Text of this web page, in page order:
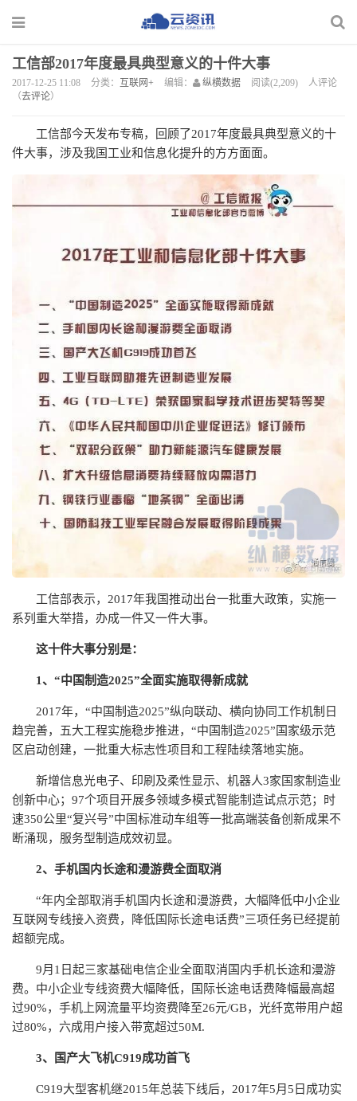
工信部2017年度最具典型意义的十件大事
2017-12-25 11:08 分类： 互联网+ 编辑： 纵横数据 阅读(2,209)
人评论
（去评论）
工信部今天发布专稿，回顾了2017年度最具典型意义的十
件大事，涉及我国工业和信息化提升的方方面面。
工信部表示，2017年我国推动出台一批重大政策，实施一
系列重大举措，办成一件又一件大事。
这十件大事分别是：
1、“中国制造2025”全面实施取得新成就
2017年，“中国制造2025”纵向联动、横向协同工作机制日
趋完善，五大工程实施稳步推进，“中国制造2025”国家级示范
区启动创建，一批重大标志性项目和工程陆续落地实施。
新增信息光电子、印刷及柔性显示、机器人3家国家制造业
创新中心；97个项目开展多领域多模式智能制造试点示范；时
速350公里“复兴号”中国标准动车组等一批高端装备创新成果不
断涌现，服务型制造成效初显。
2、手机国内长途和漫游费全面取消
“年内全部取消手机国内长途和漫游费，大幅降低中小企业
互联网专线接入资费，降低国际长途电话费”三项任务已经提前
超额完成。
9月1日起三家基础电信企业全面取消国内手机长途和漫游
费。中小企业专线资费大幅降低，国际长途电话费降幅最高超
过90%，手机上网流量平均资费降至26元/GB，光纤宽带用户超
过80%，六成用户接入带宽超过50M.
3、国产大飞机C919成功首飞
C919大型客机继2015年总装下线后，2017年5月5日成功实